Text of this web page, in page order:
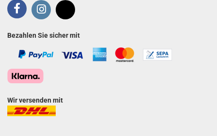
Bezahlen Sie sicher mit
Wir versenden mit